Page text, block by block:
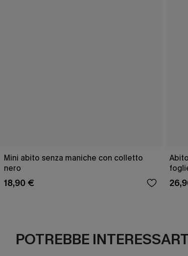
Mini abito senza maniche con colletto
nero
18,90 €
POTREBBE